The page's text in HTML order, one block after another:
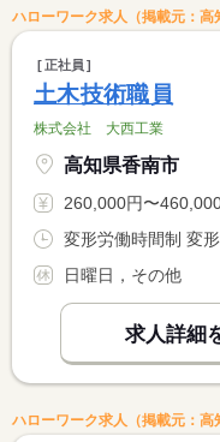
ハローワーク求人（掲載元：
正社員
土木技術職員
株式会社 大西工業
高知県香南市
260,000円〜460,000円 ※フルタイム求人の
日曜日，その他
求人詳細
ハローワーク求人（掲載元：